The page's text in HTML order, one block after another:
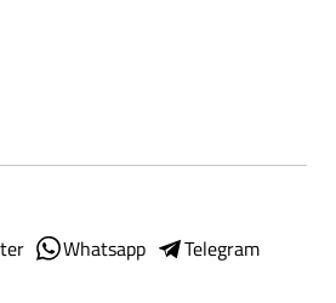
Whatsapp
Telegram